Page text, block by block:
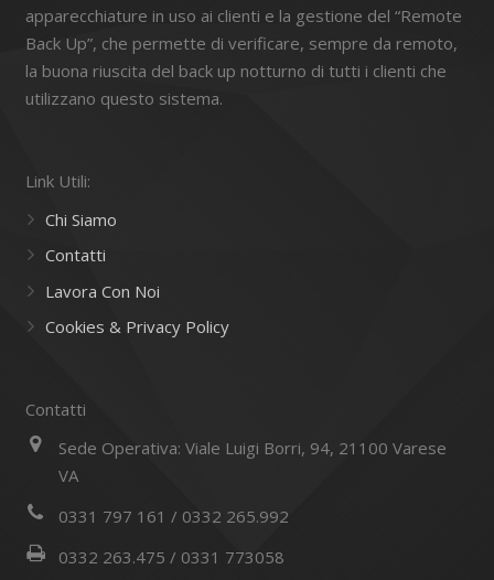
apparecchiature in uso ai clienti e la gestione del “Remote
Back Up”, che permette di verificare, sempre da remoto,
la buona riuscita del back up notturno di tutti i clienti che
utilizzano questo sistema.
Link Utili:
Chi Siamo
Contatti
Lavora Con Noi
Cookies & Privacy Policy
Contatti
Sede Operativa: Viale Luigi Borri, 94, 21100 Varese
VA
0331 797 161 / 0332 265.992
0332 263.475 / 0331 773058